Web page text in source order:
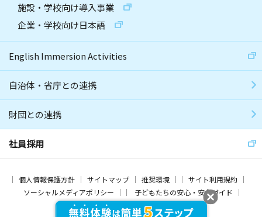
施設・学校向け導入事業
企業・学校向け日本語
English Immersion Activities
自治体・省庁との連携
財団との連携
社員採用
個人情報保護方針 サイトマップ 推奨環境
サイト利用規約
ソーシャルメディアポリシー
子どもたちの安心・安全ガイド